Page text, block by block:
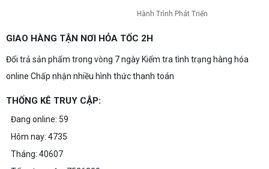
Hành Trình Phát Triển
GIAO HÀNG TẬN NƠI HỎA TỐC 2H
Đổi trả sản phẩm trong vòng 7 ngày Kiểm tra tình trạng hàng hóa
online Chấp nhận nhiều hình thức thanh toán
THỐNG KÊ TRUY CẬP:
Đang online: 59
Hôm nay: 4735
Tháng: 40607